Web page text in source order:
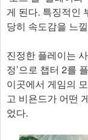
게 된다. 특징적인
당히 속도감을 느
진정한 플레이는
정’으로 챕터 2를
이곳에서 게임의
고 비욘드가 어떤
었다.